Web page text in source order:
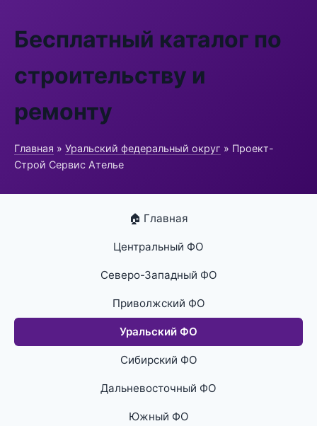
Бесплатный каталог по
строительству и
ремонту
Главная » Уральский федеральный округ » Проект-
Строй Сервис Ателье
🏠 Главная
Центральный ФО
Северо-Западный ФО
Приволжский ФО
Уральский ФО
Сибирский ФО
Дальневосточный ФО
Южный ФО